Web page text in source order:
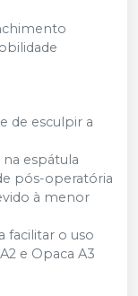
de esculpir a
espátula
pós-operatória
à menor
facilitar o uso
e Opaca A3